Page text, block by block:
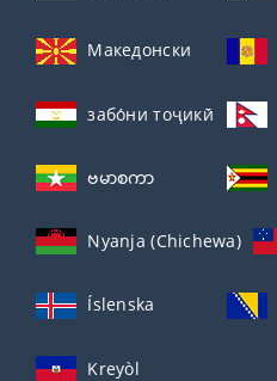
Македонски
забо́ни тоҷикӣ́
ဗမာစကာ
Nyanja (Chichewa)
Íslenska
Kreyòl